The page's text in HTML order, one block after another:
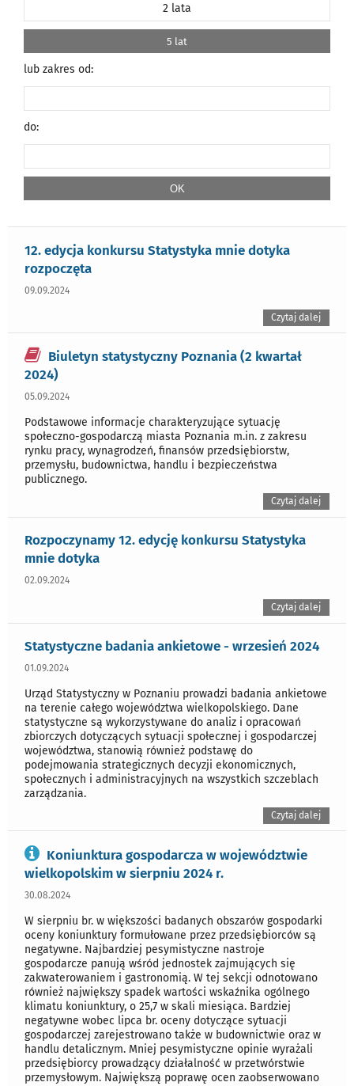
2 lata
5 lat
lub zakres od:
do:
12. edycja konkursu Statystyka mnie dotyka
rozpoczęta
09.09.2024
Czytaj dalej
Biuletyn statystyczny Poznania (2 kwartał
2024)
05.09.2024
Podstawowe informacje charakteryzujące sytuację
społeczno-gospodarczą miasta Poznania m.in. z zakresu
rynku pracy, wynagrodzeń, finansów przedsiębiorstw,
przemysłu, budownictwa, handlu i bezpieczeństwa
publicznego.
Czytaj dalej
Rozpoczynamy 12. edycję konkursu Statystyka
mnie dotyka
02.09.2024
Czytaj dalej
Statystyczne badania ankietowe - wrzesień 2024
01.09.2024
Urząd Statystyczny w Poznaniu prowadzi badania ankietowe
na terenie całego województwa wielkopolskiego. Dane
statystyczne są wykorzystywane do analiz i opracowań
zbiorczych dotyczących sytuacji społecznej i gospodarczej
województwa, stanowią również podstawę do
podejmowania strategicznych decyzji ekonomicznych,
społecznych i administracyjnych na wszystkich szczeblach
zarządzania.
Czytaj dalej
Koniunktura gospodarcza w województwie
wielkopolskim w sierpniu 2024 r.
30.08.2024
W sierpniu br. w większości badanych obszarów gospodarki
oceny koniunktury formułowane przez przedsiębiorców są
negatywne. Najbardziej pesymistyczne nastroje
gospodarcze panują wśród jednostek zajmujących się
zakwaterowaniem i gastronomią. W tej sekcji odnotowano
również największy spadek wartości wskaźnika ogólnego
klimatu koniunktury, o 25,7 w skali miesiąca. Bardziej
negatywne wobec lipca br. oceny dotyczące sytuacji
gospodarczej zarejestrowano także w budownictwie oraz w
handlu detalicznym. Mniej pesymistyczne opinie wyrażali
przedsiębiorcy prowadzący działalność w przetwórstwie
przemysłowym. Największą poprawę ocen zaobserwowano